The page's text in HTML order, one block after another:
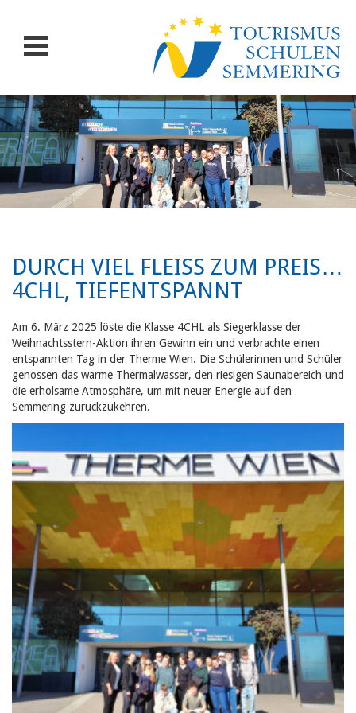
DURCH VIEL FLEISS ZUM PREIS… 4
CHL, TIEFENTSPANNT
Am 6. März 2025 löste die Klasse 4CHL als Siegerklasse der
Weihnachtsstern-Aktion ihren Gewinn ein und verbrachte einen
entspannten Tag in der Therme Wien. Die Schülerinnen und Schüler
genossen das warme Thermalwasser, den riesigen Saunabereich und
die erholsame Atmosphäre, um mit neuer Energie auf den
Semmering zurückzukehren.